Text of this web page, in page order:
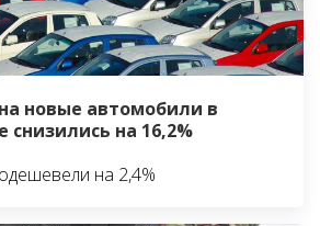
новые автомобили в
снизились на 16,2%
на 2,4%